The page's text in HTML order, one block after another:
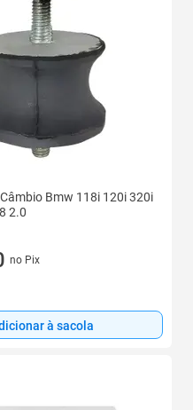
Bmw 118i 120i 320i
2.0
no Pix
à sacola